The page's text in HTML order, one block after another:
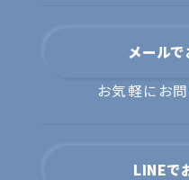
メール
お気軽にお
LINEで